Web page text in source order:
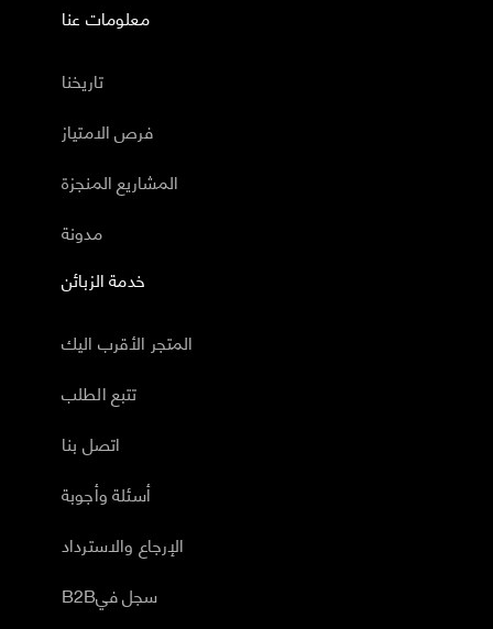
معلومات عنا
تاريخنا
فرص الامتياز
المشاريع المنجزة
مدونة
خدمة الزبائن
المتجر الأقرب اليك
تتبع الطلب
اتصل بنا
أسئلة وأجوبة
الإرجاع والاسترداد
B2Bسجل في